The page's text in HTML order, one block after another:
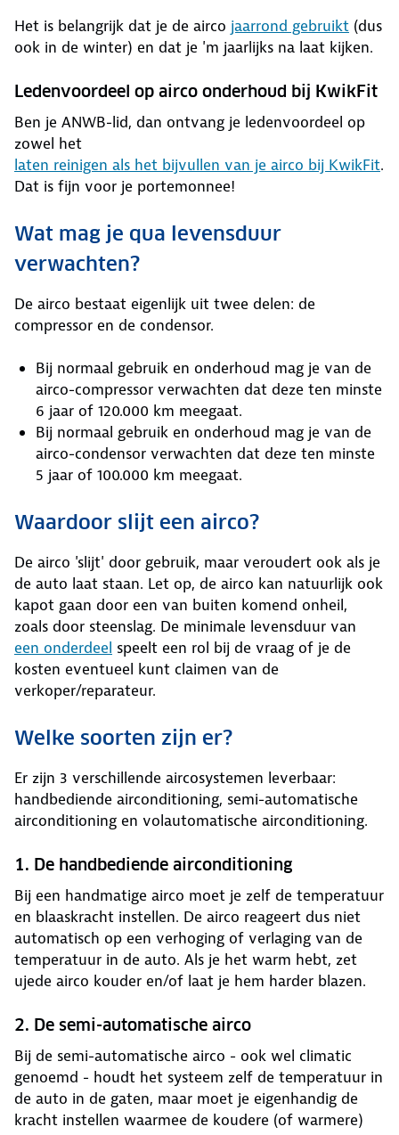
Het is belangrijk dat je de airco jaarrond gebruikt (dus
ook in de winter) en dat je 'm jaarlijks na laat kijken.
Ledenvoordeel op airco onderhoud bij KwikFit
Ben je ANWB-lid, dan ontvang je ledenvoordeel op
zowel het
laten reinigen als het bijvullen van je airco bij KwikFit.
Dat is fijn voor je portemonnee!
Wat mag je qua levensduur
verwachten?
De airco bestaat eigenlijk uit twee delen: de
compressor en de condensor.
Bij normaal gebruik en onderhoud mag je van de
airco-compressor verwachten dat deze ten minste
6 jaar of 120.000 km meegaat.
Bij normaal gebruik en onderhoud mag je van de
airco-condensor verwachten dat deze ten minste
5 jaar of 100.000 km meegaat.
Waardoor slijt een airco?
De airco 'slijt' door gebruik, maar veroudert ook als je
de auto laat staan. Let op, de airco kan natuurlijk ook
kapot gaan door een van buiten komend onheil,
zoals door steenslag. De minimale levensduur van
een onderdeel speelt een rol bij de vraag of je de
kosten eventueel kunt claimen van de
verkoper/reparateur.
Welke soorten zijn er?
Er zijn 3 verschillende aircosystemen leverbaar:
handbediende airconditioning, semi-automatische
airconditioning en volautomatische airconditioning.
1. De handbediende airconditioning
Bij een handmatige airco moet je zelf de temperatuur
en blaaskracht instellen. De airco reageert dus niet
automatisch op een verhoging of verlaging van de
temperatuur in de auto. Als je het warm hebt, zet
ujede airco kouder en/of laat je hem harder blazen.
2. De semi-automatische airco
Bij de semi-automatische airco - ook wel climatic
genoemd - houdt het systeem zelf de temperatuur in
de auto in de gaten, maar moet je eigenhandig de
kracht instellen waarmee de koudere (of warmere)